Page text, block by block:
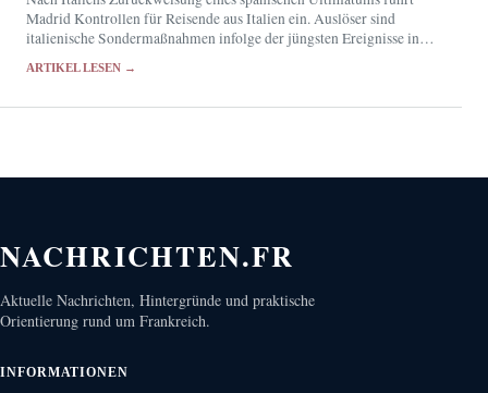
Madrid Kontrollen für Reisende aus Italien ein. Auslöser sind
italienische Sondermaßnahmen infolge der jüngsten Ereignisse in
ARTIKEL LESEN →
NACHRICHTEN.FR
Aktuelle Nachrichten, Hintergründe und praktische
Orientierung rund um Frankreich.
INFORMATIONEN